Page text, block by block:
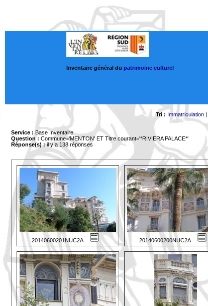
Inventaire général du patrimoine culturel
Tri : Immatriculation|
Service : Base Inventaire
Question : Commune='MENTON' ET Titre courant='*RIVIERA PALACE*'
Réponse(s) :il y a 138 réponses
20140600201NUC2A 20140600200NUC2A